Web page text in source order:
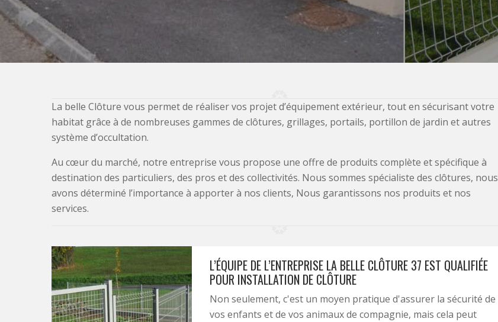
La belle Clôture vous permet de réaliser vos projet d’équipement extérieur, tout en sécurisant votre
habitat grâce à de nombreuses gammes de clôtures, grillages, portails, portillon de jardin et autres
système d’occultation.
Au cœur du marché, notre entreprise vous propose une offre de produits complète et spécifique à
destination des particuliers, des pros et des collectivités. Nous sommes spécialiste des clôtures, nous
avons déterminé l’importance à apporter à nos clients, Nous garantissons nos produits et nos
services.
L’ÉQUIPE DE L’ENTREPRISE LA BELLE CLÔTURE 37 EST QUALIFIÉE
POUR INSTALLATION DE CLÔTURE
Non seulement, c'est un moyen pratique d'assurer la sécurité de
vos enfants et de vos animaux de compagnie, mais cela peut